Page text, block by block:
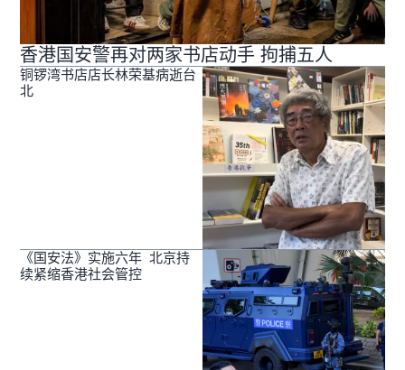
香港国安警再对两家书店动手 拘捕五人
铜锣湾书店店长林荣基病逝台
北
《国安法》实施六年 北京持
续紧缩香港社会管控